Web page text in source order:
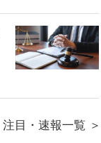
注目・速報一覧